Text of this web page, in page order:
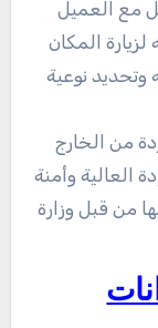
مع العميل
لزيارة المكان
وتحديد نوعية
من الخارج
العالية وأمنة
من قبل وزارة